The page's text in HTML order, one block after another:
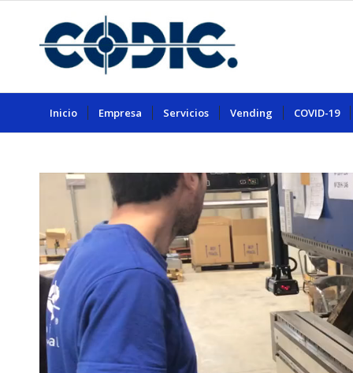
Inicio Empresa Servicios Vending COVID-19